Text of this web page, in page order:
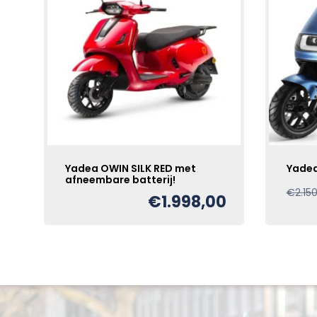
Yadea OWIN SILK RED met
afneembare batterij!
€1.998,00
€